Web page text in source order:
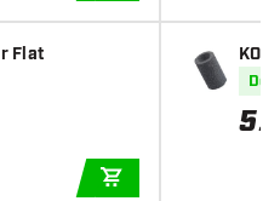
Flat
5zł